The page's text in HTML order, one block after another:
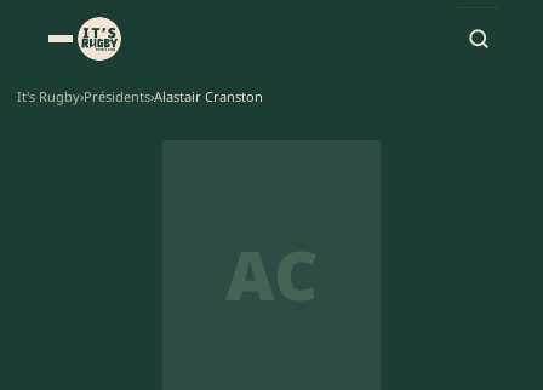
It's Rugby›Présidents›Alastair Cranston
AC